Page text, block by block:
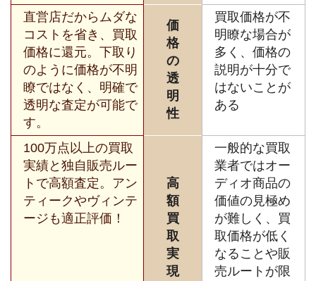
直営店だからムダな
コストを省き、買取
価格に還元。下取り
のように価格が不明
瞭ではなく、明確で
透明な査定が可能で
す。
価
格
の
透
明
性
買取価格が不
明瞭な場合が
多く、価格の
説明が十分で
はないことが
ある
100万点以上の買取
実績と独自販売ルー
トで高額査定。アン
ティークやヴィンテ
ージも適正評価！
高
額
買
取
実
現
一般的な買取
業者ではオー
ディオ商品の
価値の見極め
が難しく、買
取価格が低く
なることや販
売ルートが限